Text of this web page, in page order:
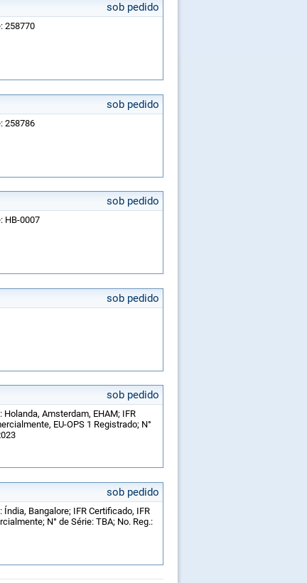
sob pedido
258770
sob pedido
258786
sob pedido
HB-0007
sob pedido
sob pedido
Amsterdam, EHAM; IFR
EU-OPS 1 Registrado; N°
sob pedido
Bangalore; IFR Certificado, IFR
N° de Série: TBA; No. Reg.: